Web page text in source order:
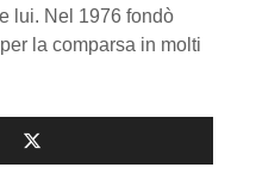
lui. Nel 1976 fondò
la comparsa in molti